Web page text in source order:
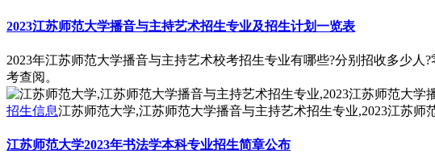
2023江苏师范大学播音与主持艺术招生专业及招生计划一览表
2023年江苏师范大学播音与主持艺术校考招生专业有哪些?分别招收多少
考查阅。
招生信息江苏师范大学,江苏师范大学播音与主持艺术招生专业,2023江苏师
江苏师范大学2023年书法学本科专业招生简章公布